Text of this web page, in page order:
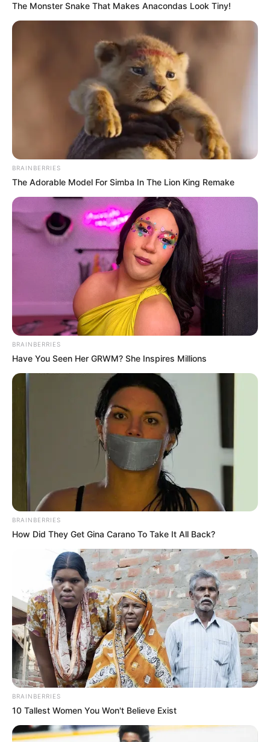
Εύβοια: Θρήνος για παλικάρι που δεν
κατάφερε να κρατηθεί στην ζωή
Ακολουθήστε το evianews.com στο
ΤΑ ΠΙΟ ΔΗΜΟΦΙΛΗ
The Monster Snake That Makes Anacondas Look Tiny!
BRAINBERRIES
The Adorable Model For Simba In The Lion King Remake
BRAINBERRIES
Have You Seen Her GRWM? She Inspires Millions
BRAINBERRIES
How Did They Get Gina Carano To Take It All Back?
BRAINBERRIES
10 Tallest Women You Won't Believe Exist